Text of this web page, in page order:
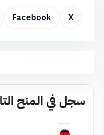
X
Facebook
سجل في المنح